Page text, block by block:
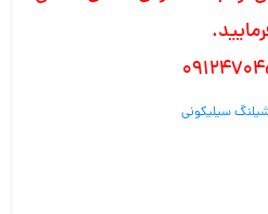
سیلیکونی